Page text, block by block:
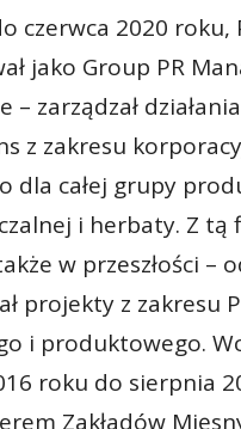
czerwca 2020 roku,
jako Group PR
– zarządzał
z zakresu
dla całej grupy
i herbaty. Z tą
w przeszłości –
projekty z zakresu
i produktowego.
roku do sierpnia
Zakładów